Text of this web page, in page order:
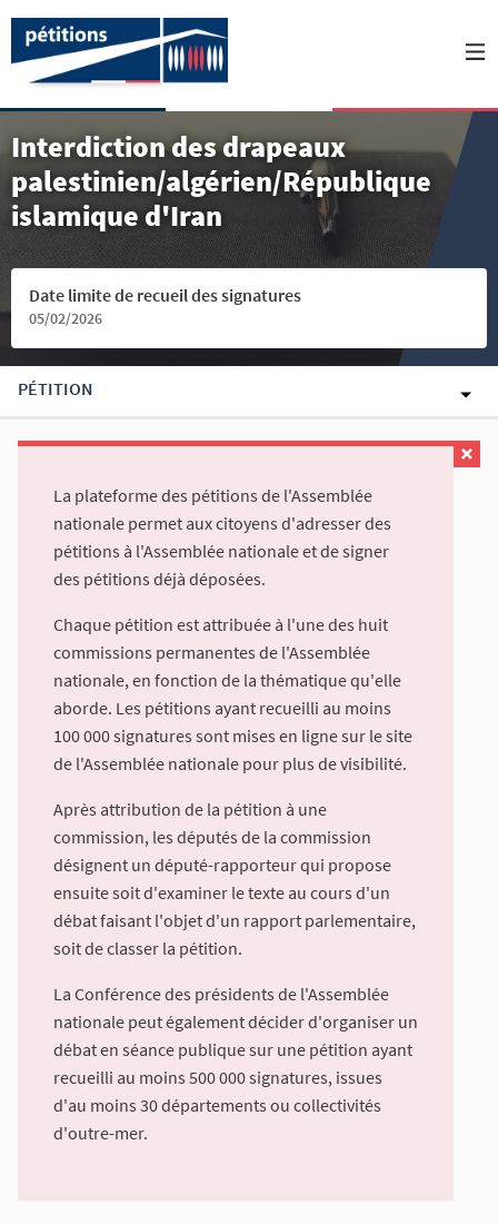
Interdiction des drapeaux
palestinien/algérien/République
islamique d'Iran
Date limite de recueil des signatures
05/02/2026
PÉTITION
La plateforme des pétitions de l'Assemblée
nationale permet aux citoyens d'adresser des
pétitions à l'Assemblée nationale et de signer
des pétitions déjà déposées.
Chaque pétition est attribuée à l'une des huit
commissions permanentes de l'Assemblée
nationale, en fonction de la thématique qu'elle
aborde. Les pétitions ayant recueilli au moins
100 000 signatures sont mises en ligne sur le site
de l'Assemblée nationale pour plus de visibilité.
Après attribution de la pétition à une
commission, les députés de la commission
désignent un député-rapporteur qui propose
ensuite soit d'examiner le texte au cours d'un
débat faisant l'objet d'un rapport parlementaire,
soit de classer la pétition.
La Conférence des présidents de l'Assemblée
nationale peut également décider d'organiser un
débat en séance publique sur une pétition ayant
recueilli au moins 500 000 signatures, issues
d'au moins 30 départements ou collectivités
d'outre-mer.